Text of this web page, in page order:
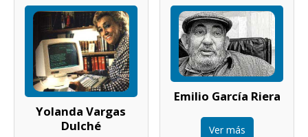
Yolanda Vargas
Dulché
Emilio García Riera
Ver más